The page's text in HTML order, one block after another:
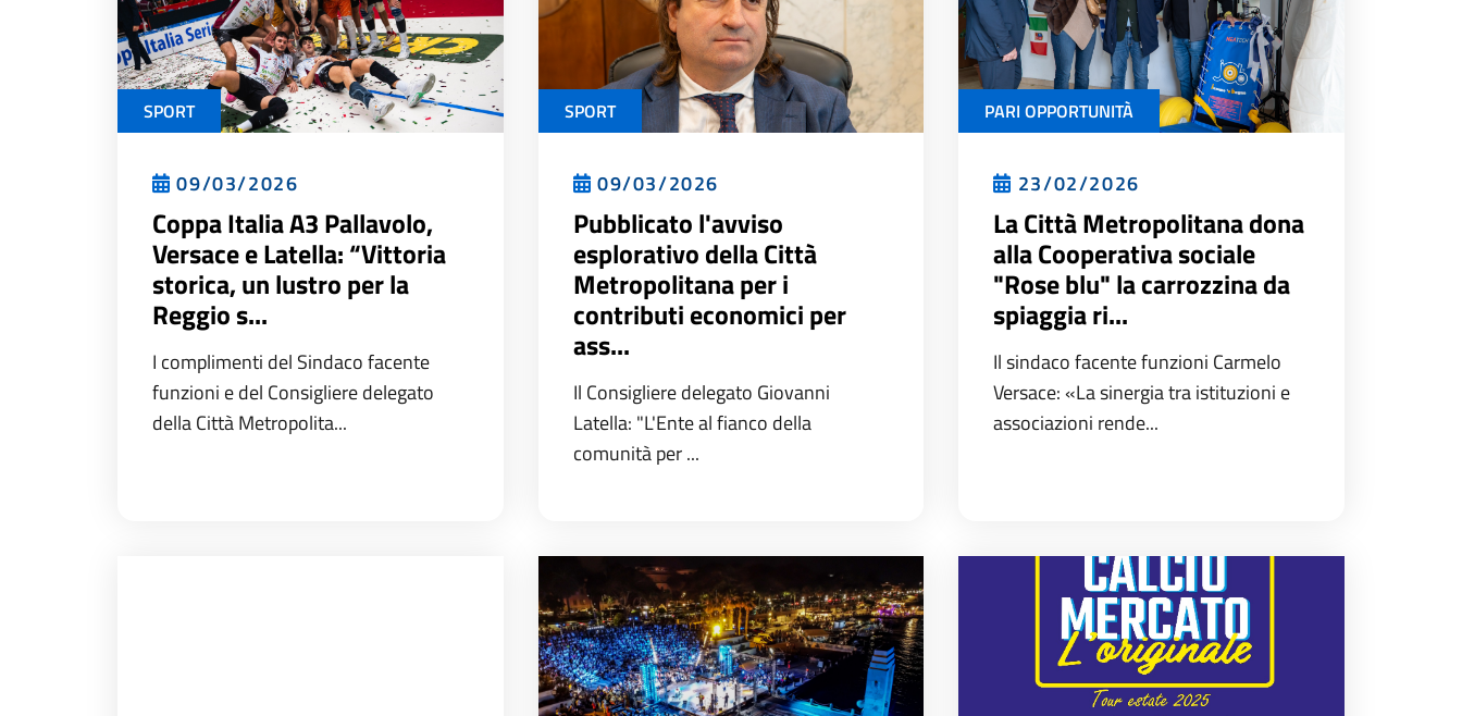
SPORT
09/03/2026
Coppa Italia A3 Pallavolo,
Versace e Latella: “Vittoria
storica, un lustro per la
Reggio s...
I complimenti del Sindaco facente
funzioni e del Consigliere delegato
della Città Metropolita...
SPORT
09/03/2026
Pubblicato l'avviso
esplorativo della Città
Metropolitana per i
contributi economici per
ass...
Il Consigliere delegato Giovanni
Latella: "L'Ente al fianco della
comunità per ...
PARI OPPORTUNITÀ
23/02/2026
La Città Metropolitana dona
alla Cooperativa sociale
"Rose blu" la carrozzina da
spiaggia ri...
Il sindaco facente funzioni Carmelo
Versace: «La sinergia tra istituzioni e
associazioni rende...